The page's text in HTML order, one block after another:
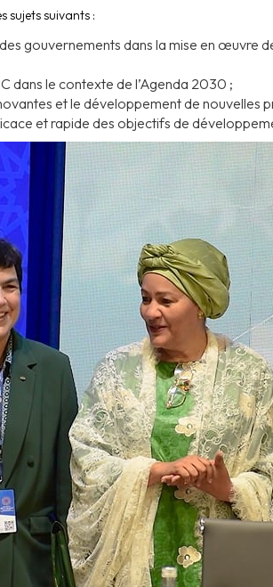
sujets suivants :
gouvernements dans la mise en œuvre
dans le contexte de l’Agenda 2030 ;
et le développement de nouvelles
et rapide des objectifs de